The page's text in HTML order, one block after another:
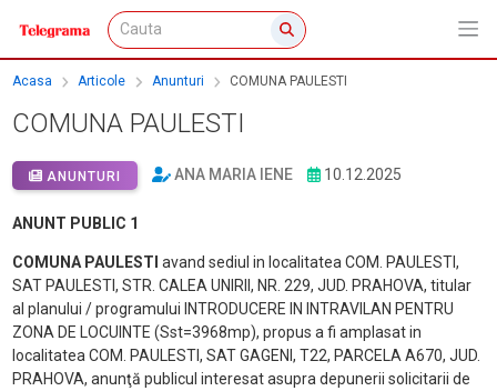
Acasa Articole Anunturi COMUNA PAULESTI
COMUNA PAULESTI
ANUNTURI ANA MARIA IENE 10.12.2025
ANUNT PUBLIC 1
COMUNA PAULESTI avand sediul in localitatea COM. PAULESTI,
SAT PAULESTI, STR. CALEA UNIRII, NR. 229, JUD. PRAHOVA, titular
al planului / programului INTRODUCERE IN INTRAVILAN PENTRU
ZONA DE LOCUINTE (Sst=3968mp), propus a fi amplasat in
localitatea COM. PAULESTI, SAT GAGENI, T22, PARCELA A670, JUD.
PRAHOVA, anunţă publicul interesat asupra depunerii solicitarii de